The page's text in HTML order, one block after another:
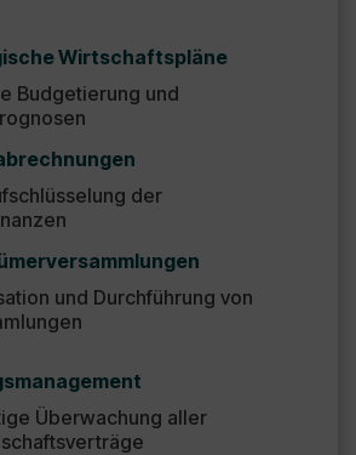
Wirtschaftspläne
Budgetierung und
der
und Durchführung von
Überwachung aller